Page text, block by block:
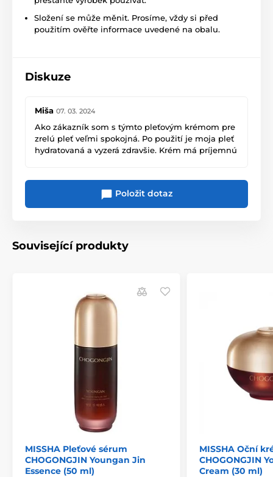
Složení se může měnit. Prosíme, vždy si před
použitím ověřte informace uvedené na obalu.
Diskuze
Miša 07. 03. 2024
Ako zákazník som s týmto pleťovým krémom pre
zrelú pleť veľmi spokojná. Po použití je moja pleť
hydratovaná a vyzerá zdravšie. Krém má príjemnú
Položit dotaz
Související produkty
MISSHA Pleťové sérum
CHOGONGJIN Youngan Jin
Essence (50 ml)
MISSHA Oční
CHOGONGJIN
Cream (30 ml)